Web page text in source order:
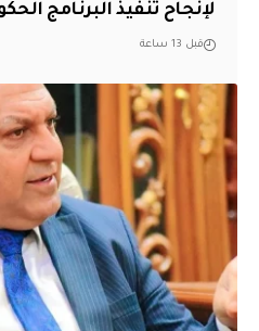
لإنجاح تنفيذ البرنامج
قبل 13 ساعة